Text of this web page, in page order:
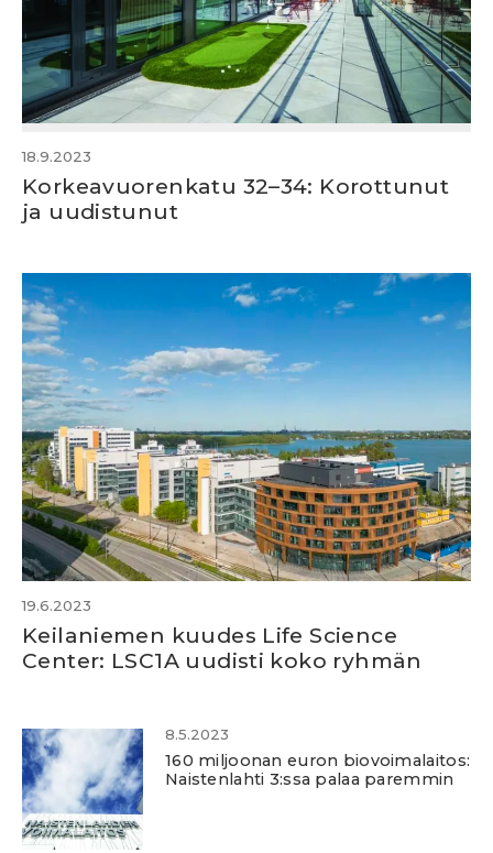
18.9.2023
Korkeavuorenkatu 32–34: Korottunut
ja uudistunut
19.6.2023
Keilaniemen kuudes Life Science
Center: LSC1A uudisti koko ryhmän
8.5.2023
160 miljoonan euron biovoimalaitos:
Naistenlahti 3:ssa palaa paremmin